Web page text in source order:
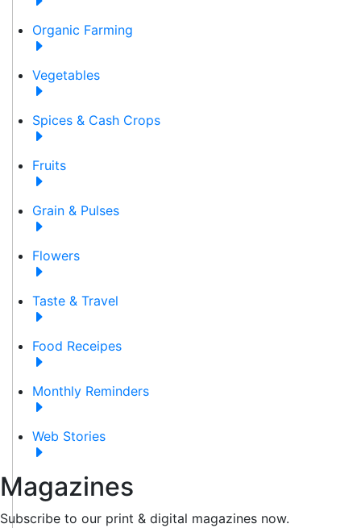
Organic Farming
Vegetables
Spices & Cash Crops
Fruits
Grain & Pulses
Flowers
Taste & Travel
Food Receipes
Monthly Reminders
Web Stories
Magazines
Subscribe to our print & digital magazines now.